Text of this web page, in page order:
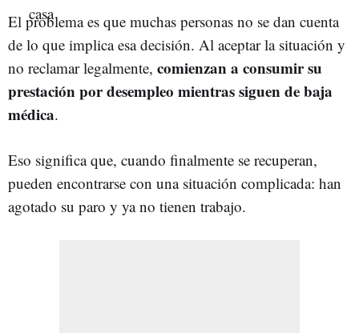
El problema es que muchas personas no se dan cuenta
de lo que implica esa decisión. Al aceptar la situación y
no reclamar legalmente, comienzan a consumir su
prestación por desempleo mientras siguen de baja
médica.
Eso significa que, cuando finalmente se recuperan,
pueden encontrarse con una situación complicada: han
agotado su paro y ya no tienen trabajo.